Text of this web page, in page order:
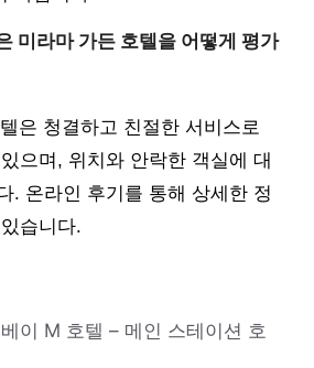
미라마 가든 호텔을 어떻게 평가
은 청결하고 친절한 서비스로
으며, 위치와 안락한 객실에 대
. 온라인 후기를 통해 상세한 정
습니다.
이 M 호텔 – 메인 스테이션 호